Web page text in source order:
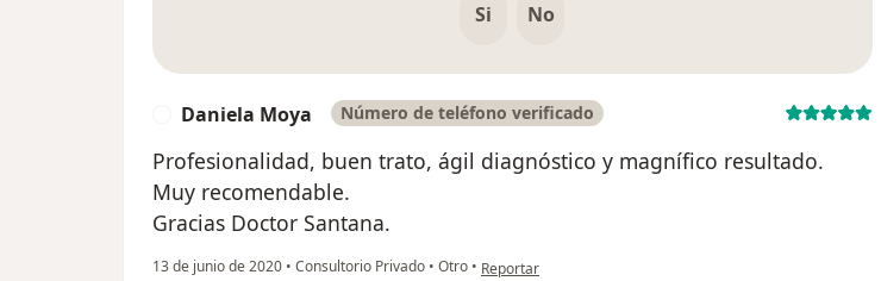
Si No
Daniela Moya Número de teléfono verificado
Profesionalidad, buen trato, ágil diagnóstico y magnífico resultado.
Muy recomendable.
Gracias Doctor Santana.
13 de junio de 2020 • Consultorio Privado • Otro • en opinión del usuario Daniela Moya
Reportar